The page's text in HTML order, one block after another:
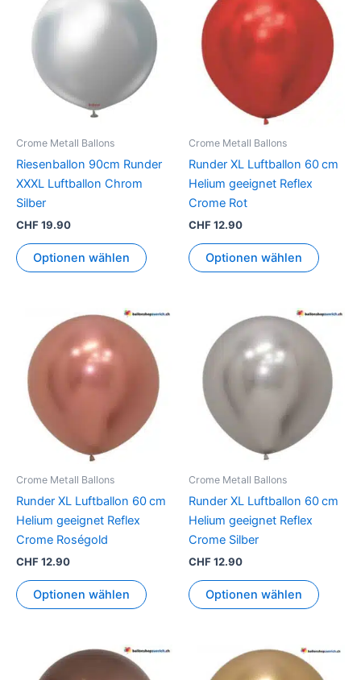
Crome Metall Ballons
Riesenballon 90cm Runder
XXXL Luftballon Chrom
Silber
CHF19.90
Optionen wählen
Crome Metall Ballons
Runder XL Luftballon 60 cm
Helium geeignet Reflex
Crome Rot
CHF12.90
Optionen wählen
Crome Metall Ballons
Runder XL Luftballon 60 cm
Helium geeignet Reflex
Crome Roségold
CHF12.90
Optionen wählen
Crome Metall Ballons
Runder XL Luftballon 60 cm
Helium geeignet Reflex
Crome Silber
CHF12.90
Optionen wählen